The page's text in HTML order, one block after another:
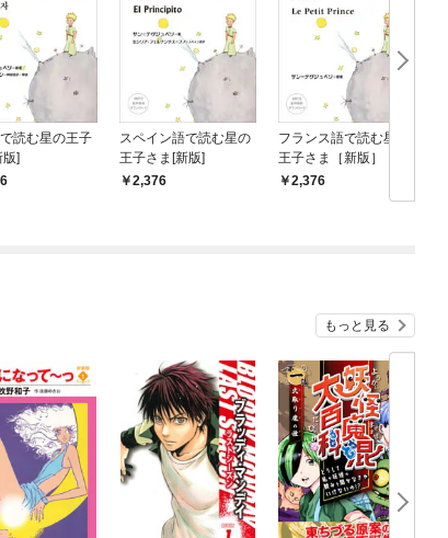
読む星の王子
版]
スペイン語で読む星の
王子さま[新版]
2,376
フランス語で読む星の
王子さま［新版］
2,376
もっと見る